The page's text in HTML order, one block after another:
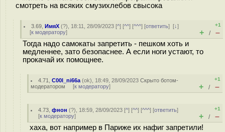
смотреть на всяких смузихлебов свысока
3.69 ,ИмяХ (?), 18:11, 28/09/2023 [^] [^^] [^^^] [ответить][↓]
[к модератору]
+1
+ / –
Тогда надо самокаты запретить - пешком хоть и
медленнее, зато безопаснее. А если ноги устают, то
прокачай их помощнее.
4.71 ,C00l_ni66a (ok), 18:49, 28/09/2023Скрыто ботом-
модератором [к модератору]
+1
+ / –
4.73 ,фнон (?), 18:59, 28/09/2023 [^] [^^] [^^^] [ответить]
[к модератору]
+1
+ / –
хаха, вот например в Париже их нафиг запретили!